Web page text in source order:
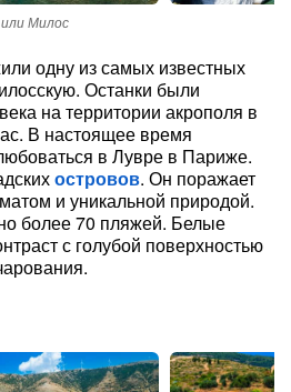
Милос
одну из самых известных
Останки были
на территории акрополя в
В настоящее время
в Лувре в Париже.
островов. Он поражает
и уникальной природой.
более 70 пляжей. Белые
с голубой поверхностью